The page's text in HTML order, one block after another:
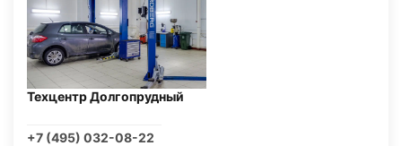
Техцентр Долгопрудный
+7 (495) 032-08-22